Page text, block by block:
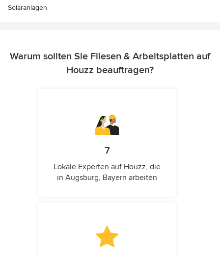
Solaranlagen
Warum sollten Sie Fliesen & Arbeitsplatten auf
Houzz beauftragen?
7
Lokale Experten auf Houzz, die
in Augsburg, Bayern arbeiten